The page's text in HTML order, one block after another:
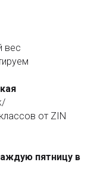
вес
от ZIN
пятницу в